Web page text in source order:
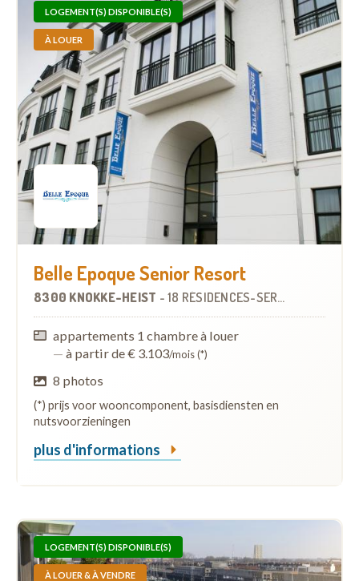
LOGEMENT(S) DISPONIBLE(S)
À LOUER
Belle Epoque Senior Resort
8300 KNOKKE-HEIST - 18 RÉSIDENCES-SERVICES
appartements 1 chambre à louer
— à partir de € 3.103/mois (*)
8 photos
(*) prijs voor wooncomponent, basisdiensten en
nutsvoorzieningen
plus d'informations
LOGEMENT(S) DISPONIBLE(S)
À LOUER & À VENDRE